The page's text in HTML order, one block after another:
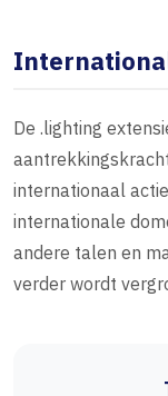
De .lighting
internationaal
internationale
andere talen en
verder wordt